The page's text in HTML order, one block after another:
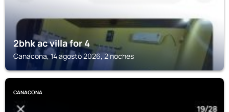
2bhk ac villa for 4
Canacona, 14 agosto 2026, 2 noches
CANACONA